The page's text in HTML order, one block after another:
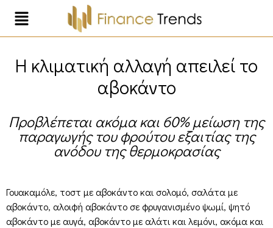
Η κλιματική αλλαγή απειλεί το
αβοκάντο
Προβλέπεται ακόμα και 60% μείωση της
παραγωγής του φρούτου εξαιτίας της
ανόδου της θερμοκρασίας
Γουακαμόλε, τοστ με αβοκάντο και σολομό, σαλάτα με
αβοκάντο, αλοιφή αβοκάντο σε φρυγανισμένο ψωμί, ψητό
αβοκάντο με αυγά, αβοκάντο με αλάτι και λεμόνι, ακόμα και